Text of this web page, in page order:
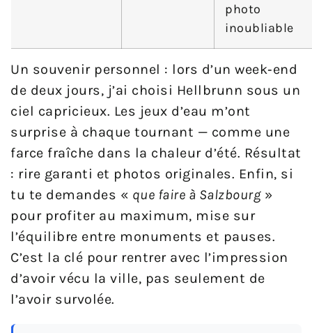
photo
inoubliable
Un souvenir personnel : lors d’un week‑end
de deux jours, j’ai choisi Hellbrunn sous un
ciel capricieux. Les jeux d’eau m’ont
surprise à chaque tournant — comme une
farce fraîche dans la chaleur d’été. Résultat
: rire garanti et photos originales. Enfin, si
tu te demandes « que faire à Salzbourg»
pour profiter au maximum, mise sur
l’équilibre entre monuments et pauses.
C’est la clé pour rentrer avec l’impression
d’avoir vécu la ville, pas seulement de
l’avoir survolée.